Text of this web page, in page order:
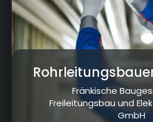
Fränkische
Freileitungsbau und
GmbH